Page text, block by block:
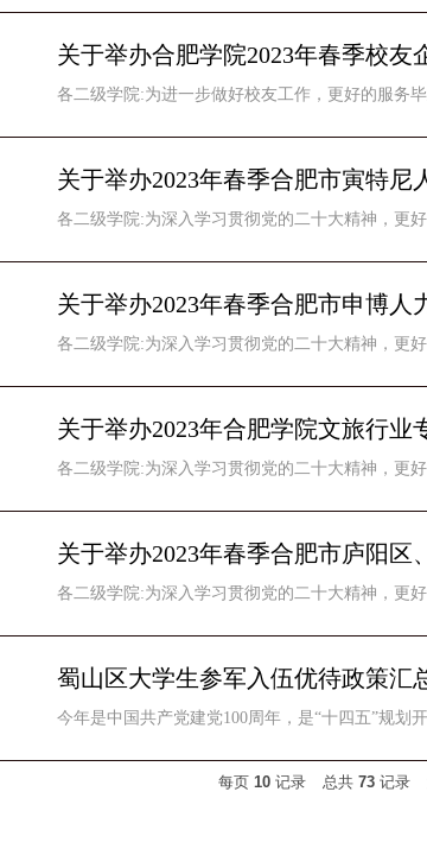
关于举办合肥学院2023年春季校友
各二级学院:为进一步做好校友工作，更好的服务
关于举办2023年春季合肥市寅特
各二级学院:为深入学习贯彻党的二十大精神，更
关于举办2023年春季合肥市申博
各二级学院:为深入学习贯彻党的二十大精神，更
关于举办2023年合肥学院文旅行业
各二级学院:为深入学习贯彻党的二十大精神，更
关于举办2023年春季合肥市庐阳
各二级学院:为深入学习贯彻党的二十大精神，更
蜀山区大学生参军入伍优待政策汇
今年是中国共产党建党100周年，是“十四五”规
每页10 记录 总共73 记录